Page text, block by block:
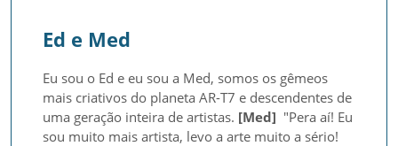
Ed e Med
Eu sou o Ed e eu sou a Med, somos os gêmeos
mais criativos do planeta AR-T7 e descendentes de
uma geração inteira de artistas. [Med]
  "Pera aí! Eu
sou muito mais artista, levo a arte muito a sério!